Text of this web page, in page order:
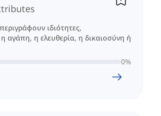
ιδιότητες,
αγάπη, η ελευθερία, η δικαιοσύνη ή
0%